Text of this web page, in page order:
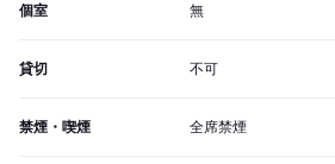
個室 無
貸切 不可
禁煙・喫煙 全席禁煙